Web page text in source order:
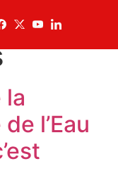
la
l’Eau